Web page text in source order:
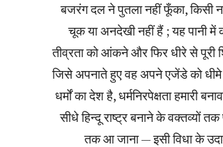
बजरंग दल ने पुतला नहीं फूँका, किसी
चूक या अनदेखी नहीं हैं ; यह पानी
तीव्रता को आंकने और फिर धीरे से पूरी
जिसे अपनाते हुए वह अपने एजेंडे को
धर्मों का देश है, धर्मनिरपेक्षता हमारी
सीधे हिन्दू राष्ट्र बनाने के वक्तव्यों
तक आ जाना — इसी विधा के